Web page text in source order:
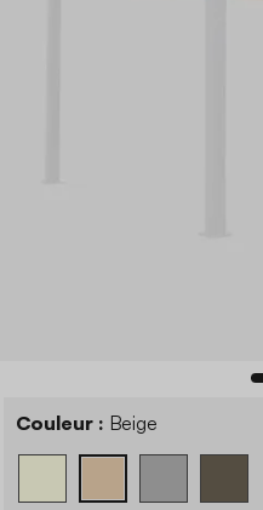
Couleur : Beige